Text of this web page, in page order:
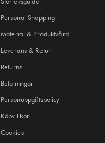
Personal Shopping
Material & Produktvård
Leverans & Retur
Returns
Betalningar
Personuppgiftspolicy
Köpvillkor
Cookies